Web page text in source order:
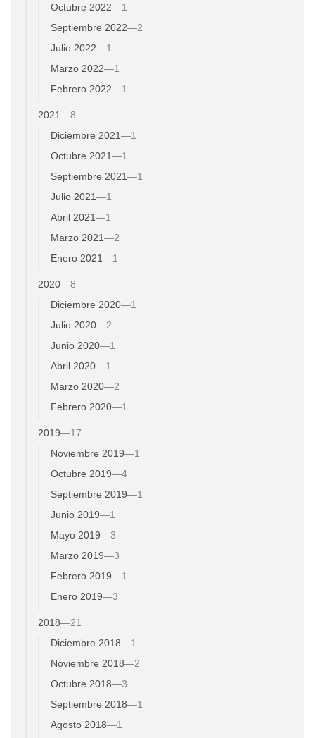
Octubre 2022—1
Septiembre 2022—2
Julio 2022—1
Marzo 2022—1
Febrero 2022—1
2021—8
Diciembre 2021—1
Octubre 2021—1
Septiembre 2021—1
Julio 2021—1
Abril 2021—1
Marzo 2021—2
Enero 2021—1
2020—8
Diciembre 2020—1
Julio 2020—2
Junio 2020—1
Abril 2020—1
Marzo 2020—2
Febrero 2020—1
2019—17
Noviembre 2019—1
Octubre 2019—4
Septiembre 2019—1
Junio 2019—1
Mayo 2019—3
Marzo 2019—3
Febrero 2019—1
Enero 2019—3
2018—21
Diciembre 2018—1
Noviembre 2018—2
Octubre 2018—3
Septiembre 2018—1
Agosto 2018—1